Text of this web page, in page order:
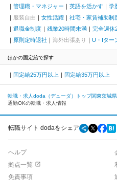
管理職・マネジャー
英語を活かす 学
服装自由
女性活躍 社宅・家賃補助制
退職金制度
残業20時間未満 完全週休
原則定時退社
海外出張あり U・Iター
ほかの固定給で探す
固定給25万円以上 固定給35万円以上
転職・求人doda（デューダ）トップ関東茨城県
通勤OKの転職・求人情報
転職サイト dodaをシェア
ヘルプ
拠点一覧
免責事項